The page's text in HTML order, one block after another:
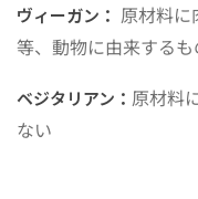
ヴィーガン： 原材料に
等、動物に由来する
ベジタリアン： 原材料
ない